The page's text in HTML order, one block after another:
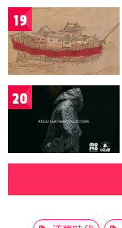
19
20